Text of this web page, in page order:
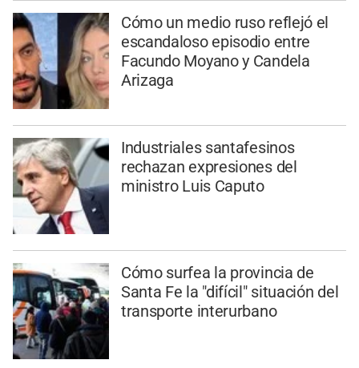
Cómo un medio ruso reflejó el
escandaloso episodio entre
Facundo Moyano y Candela
Arizaga
Industriales santafesinos
rechazan expresiones del
ministro Luis Caputo
Cómo surfea la provincia de
Santa Fe la "difícil" situación del
transporte interurbano